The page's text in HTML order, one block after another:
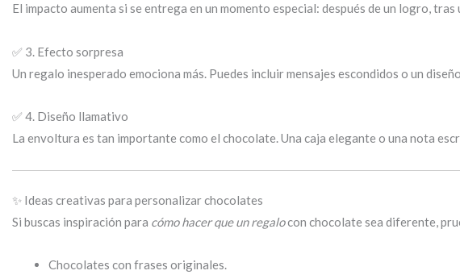
El impacto aumenta si se entrega en un momento especial: después de un logro,
✅ 3. Efecto sorpresa
Un regalo inesperado emociona más. Puedes incluir mensajes escondidos o un
✅ 4. Diseño llamativo
La envoltura es tan importante como el chocolate. Una caja elegante o una nota
✨ Ideas creativas para personalizar chocolates
Si buscas inspiración para cómo hacer que un regalocon chocolate sea diferente,
Chocolates con frases originales.